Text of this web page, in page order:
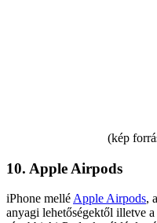
(kép
10. Apple Airpods
iPhone mellé Apple Airpods,
anyagi lehetőségektől illetve